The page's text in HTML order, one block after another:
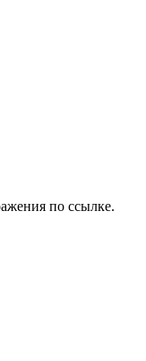
по ссылке.